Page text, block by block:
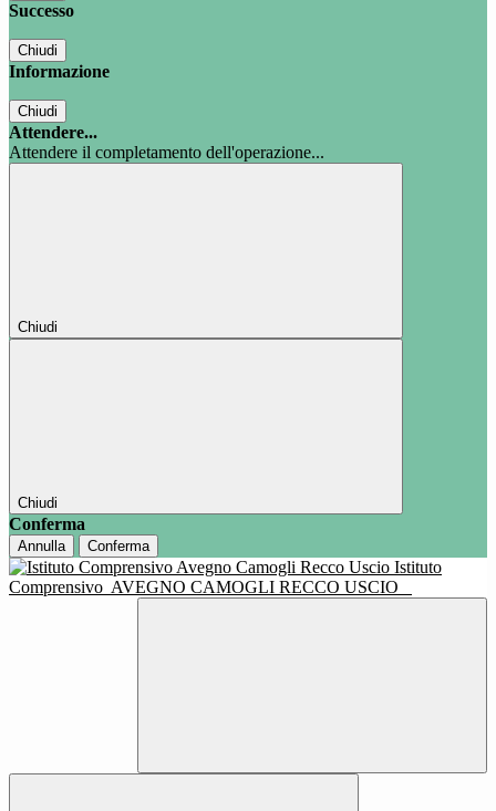
Successo
Chiudi
Informazione
Chiudi
Attendere...
Attendere il completamento dell'operazione...
Chiudi
Chiudi
Conferma
Annulla Conferma
Istituto
Comprensivo AVEGNO CAMOGLI RECCO USCIO